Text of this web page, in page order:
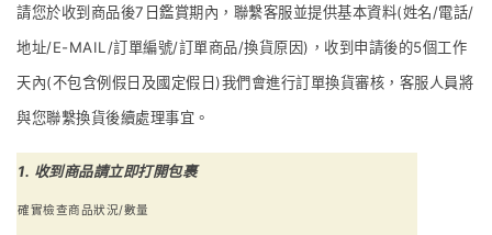
請您於收到商品後7日鑑賞期內，聯繫客服並提供基本資料(姓名/電話/
地址/E-MAIL/訂單編號/訂單商品/換貨原因)，收到申請後的5個工作
天內(不包含例假日及國定假日)我們會進行訂單換貨審核，客服人員將
與您聯繫換貨後續處理事宜。
1. 收到商品請立即打開包裹
確實檢查商品狀況/數量